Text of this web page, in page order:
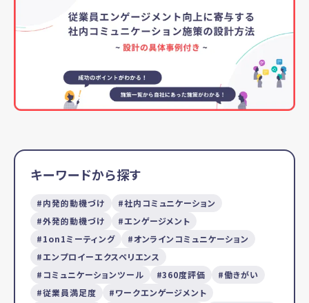
キーワードから探す
内発的動機づけ
社内コミュニケーション
外発的動機づけ
エンゲージメント
1on1ミーティング
オンラインコミュニケーション
エンプロイーエクスペリエンス
コミュニケーションツール
360度評価
働きがい
従業員満足度
ワークエンゲージメント